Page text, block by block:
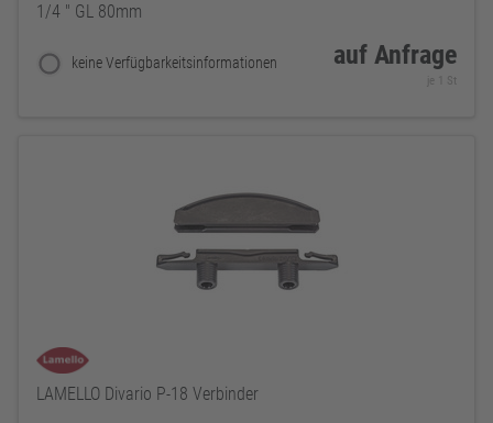
1/4 " GL 80mm
keine Verfügbarkeitsinformationen auf Anfrage
je 1 St
LAMELLO Divario P-18 Verbinder